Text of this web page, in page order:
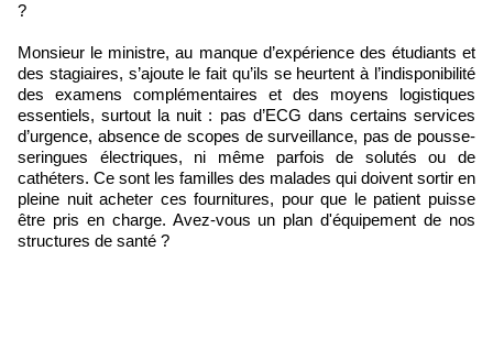
?
Monsieur le ministre, au manque d’expérience des étudiants et
des stagiaires, s’ajoute le fait qu’ils se heurtent à l’indisponibilité
des examens complémentaires et des moyens logistiques
essentiels, surtout la nuit : pas d’ECG dans certains services
d’urgence, absence de scopes de surveillance, pas de pousse-
seringues électriques, ni même parfois de solutés ou de
cathéters. Ce sont les familles des malades qui doivent sortir en
pleine nuit acheter ces fournitures, pour que le patient puisse
être pris en charge. Avez-vous un plan d'équipement de nos
structures de santé ?